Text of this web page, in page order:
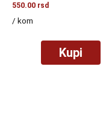
550.00 rsd
/ kom
Kupi